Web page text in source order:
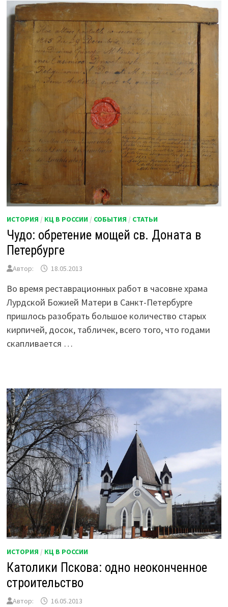
ИСТОРИЯ / КЦ В РОССИИ / СОБЫТИЯ / СТАТЬИ
Чудо: обретение мощей св. Доната в
Петербурге
Автор: 18.05.2013
Во время реставрационных работ в часовне храма
Лурдской Божией Матери в Санкт-Петербурге
пришлось разобрать большое количество старых
кирпичей, досок, табличек, всего того, что годами
скапливается …
ИСТОРИЯ / КЦ В РОССИИ
Католики Пскова: одно неоконченное
строительство
Автор: 16.05.2013